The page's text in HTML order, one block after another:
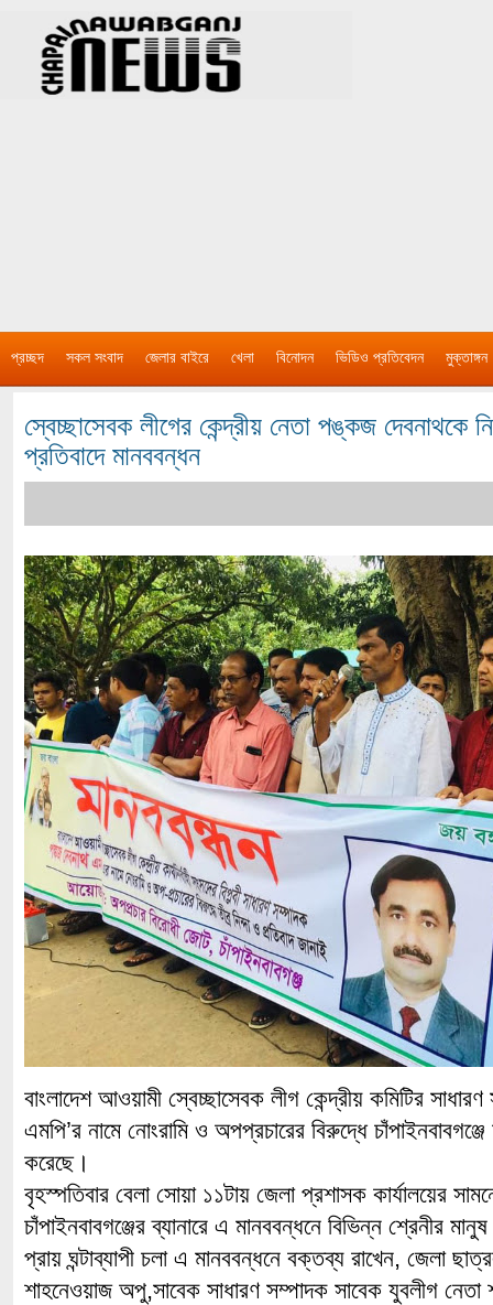
প্রচ্ছদ সকল সংবাদ জেলার বাইরে খেলা বিনোদন ভিডিও প্রতিবেদন মুক্তাঙ্গন
স্বেচ্ছাসেবক লীগের কেন্দ্রীয় নেতা পঙ্কজ দেবনাথকে
প্রতিবাদে মানববন্ধন
বাংলাদেশ আওয়ামী স্বেচ্ছাসেবক লীগ কেন্দ্রীয় কমিটির
এমপি’র নামে নোংরামি ও অপপ্রচারের বিরুদ্ধে
করেছে।
বৃহস্পতিবার বেলা সোয়া ১১টায় জেলা প্রশাসক কার্যালয়ের
চাঁপাইনবাবগঞ্জের ব্যানারে এ মানববন্ধনে বিভিন্ন শ্রেনীর
প্রায় ঘন্টাব্যাপী চলা এ মানববন্ধনে বক্তব্য রাখেন, জেলা
শাহনেওয়াজ অপু,সাবেক সাধারণ সম্পাদক সাবেক যুবলীগ